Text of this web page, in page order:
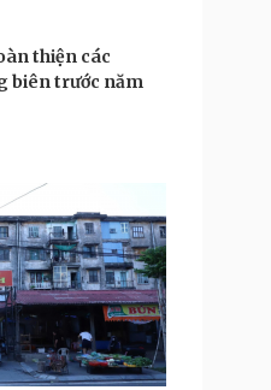
thiện các
biên trước năm